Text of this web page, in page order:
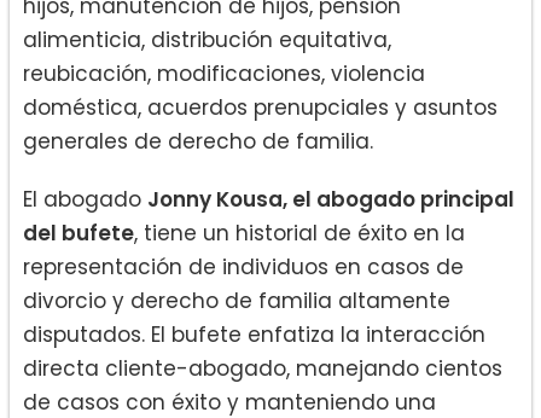
alimenticia, distribución equitativa,
reubicación, modificaciones, violencia
doméstica, acuerdos prenupciales y asuntos
generales de derecho de familia.
El abogado Jonny Kousa, el abogado principal
del bufete, tiene un historial de éxito en la
representación de individuos en casos de
divorcio y derecho de familia altamente
disputados. El bufete enfatiza la interacción
directa cliente-abogado, manejando cientos
de casos con éxito y manteniendo una